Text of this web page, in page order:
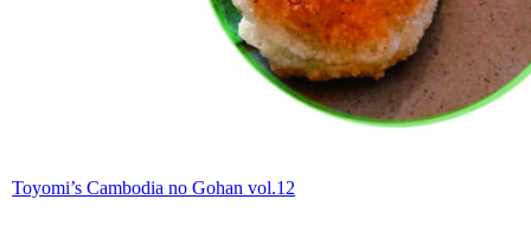
Toyomi’s Cambodia no Gohan vol.12